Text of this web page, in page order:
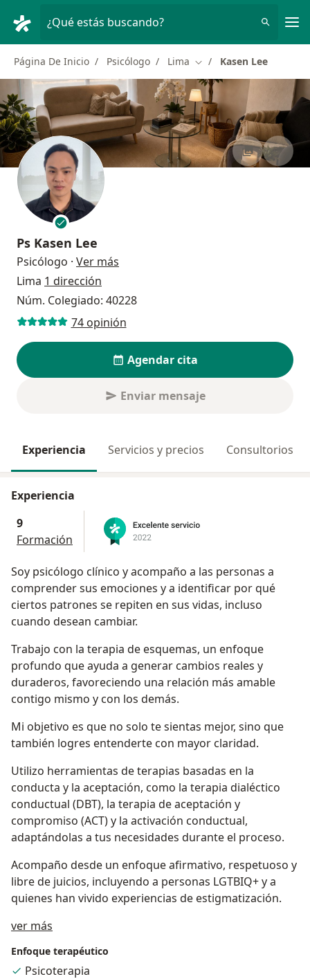
¿Qué estás buscando?
Página De Inicio Psicólogo Lima Cambiar de ciudad
Kasen Lee
Ps Kasen Lee
Psicólogo · Ver más
Lima 1 dirección
Núm. Colegiado: 40228
74 opinión
Agendar cita
Enviar mensaje
Experiencia Servicios y precios Consultorios
Experiencia
9
Formación
Soy psicólogo clínico y acompaño a las personas a
comprender sus emociones y a identificar por qué
ciertos patrones se repiten en sus vidas, incluso
cuando desean cambiar.
Trabajo con la terapia de esquemas, un enfoque
profundo que ayuda a generar cambios reales y
duraderos, favoreciendo una relación más amable
contigo mismo y con los demás.
Mi objetivo es que no solo te sientas mejor, sino que
también logres entenderte con mayor claridad.
Utilizo herramientas de terapias basadas en la
conducta y la aceptación, como la terapia dialéctico
conductual (DBT), la terapia de aceptación y
compromiso (ACT) y la activación conductual,
adaptándolas a tus necesidades durante el proceso.
Acompaño desde un enfoque afirmativo, respetuoso y
libre de juicios, incluyendo a personas LGTBIQ+ y a
quienes han vivido experiencias de estigmatización.
ver más
Enfoque terapéutico
Psicoterapia